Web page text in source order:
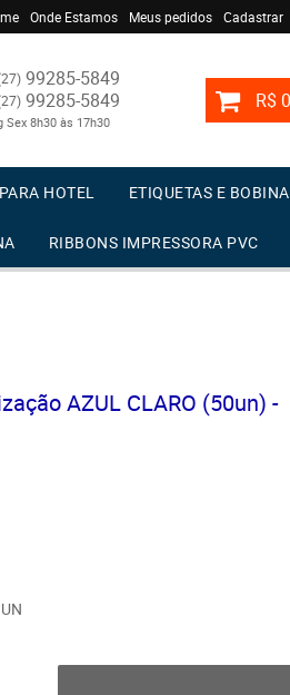
Onde Estamos Meus pedidos Cadastrar
99285-5849
99285-5849
Sex 8h30 às 17h30
R$
HOTEL ETIQUETAS E
RIBBONS IMPRESSORA PVC
AZUL CLARO (50un) -
UN